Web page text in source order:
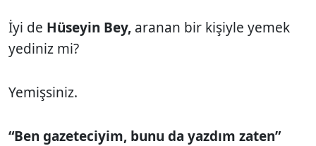
İyi de Hüseyin Bey, aranan bir kişiyle yemek
yediniz mi?
Yemişsiniz.
“Ben gazeteciyim, bunu da yazdım zaten”